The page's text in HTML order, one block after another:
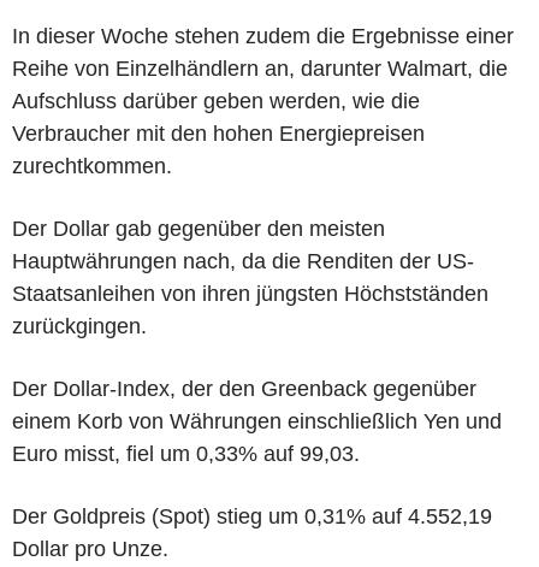
In dieser Woche stehen zudem die Ergebnisse einer
Reihe von Einzelhändlern an, darunter Walmart, die
Aufschluss darüber geben werden, wie die
Verbraucher mit den hohen Energiepreisen
zurechtkommen.
Der Dollar gab gegenüber den meisten
Hauptwährungen nach, da die Renditen der US-
Staatsanleihen von ihren jüngsten Höchstständen
zurückgingen.
Der Dollar-Index, der den Greenback gegenüber
einem Korb von Währungen einschließlich Yen und
Euro misst, fiel um 0,33% auf 99,03.
Der Goldpreis (Spot) stieg um 0,31% auf 4.552,19
Dollar pro Unze.